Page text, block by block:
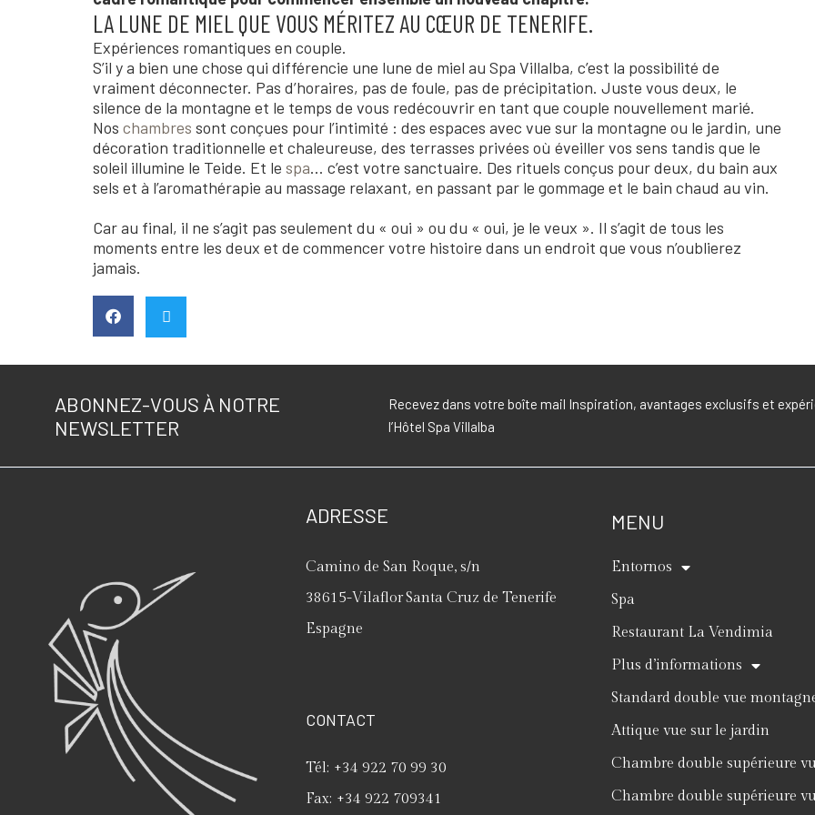
LA LUNE DE MIEL QUE VOUS MÉRITEZ AU CŒUR DE TENERIFE.
Expériences romantiques en couple.
S’il y a bien une chose qui différencie une lune de miel au Spa Villalba, c’est la possibilité de
vraiment déconnecter. Pas d’horaires, pas de foule, pas de précipitation. Juste vous deux, le
silence de la montagne et le temps de vous redécouvrir en tant que couple nouvellement marié.
Nos chambres sont conçues pour l’intimité : des espaces avec vue sur la montagne ou le jardin, une
décoration traditionnelle et chaleureuse, des terrasses privées où éveiller vos sens tandis que le
soleil illumine le Teide. Et le spa… c’est votre sanctuaire. Des rituels conçus pour deux, du bain aux
sels et à l’aromathérapie au massage relaxant, en passant par le gommage et le bain chaud au vin.
Car au final, il ne s’agit pas seulement du « oui » ou du « oui, je le veux ». Il s’agit de tous les
moments entre les deux et de commencer votre histoire dans un endroit que vous n’oublierez
jamais.
ABONNEZ-VOUS À NOTRE
NEWSLETTER
Recevez dans votre boîte mail Inspiration, avantages exclusifs et
l’Hôtel Spa Villalba
ADRESSE
Camino de San Roque, s/n
38615-VilaflorSanta Cruz de Tenerife
Espagne
CONTACT
Tél: +34 922 70 99 30
Fax: +34 922 709341
MENU
Entornos
Spa
Restaurant La Vendimia
Plus d’informations
Standard double vue
Attique vue sur le jardin
Chambre double supérieure
Chambre double supérieure